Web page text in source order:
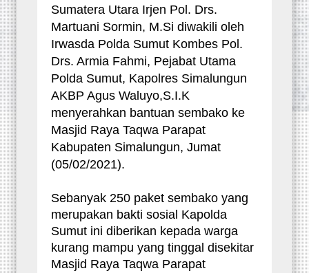
Sumatera Utara Irjen Pol. Drs.
Martuani Sormin, M.Si diwakili oleh
Irwasda Polda Sumut Kombes Pol.
Drs. Armia Fahmi, Pejabat Utama
Polda Sumut, Kapolres Simalungun
AKBP Agus Waluyo,S.I.K
menyerahkan bantuan sembako ke
Masjid Raya Taqwa Parapat
Kabupaten Simalungun, Jumat
(05/02/2021).
Sebanyak 250 paket sembako yang
merupakan bakti sosial Kapolda
Sumut ini diberikan kepada warga
kurang mampu yang tinggal disekitar
Masjid Raya Taqwa Parapat